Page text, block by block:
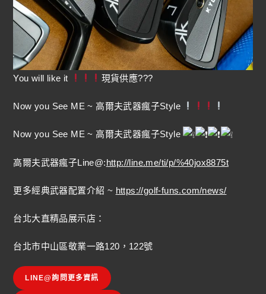
You will like it 現貨供應???
Now you See ME ~ 高爾夫武器瘋子Style
Now you See ME ~ 高爾夫武器瘋子Style
高爾夫武器瘋子Line@:http://line.me/ti/p/%40jox8875t
更多經典武器配置介紹 ~ https://golf-funs.com/news/
台北大直精品展示店：
台北市中山區敬業一路120，122號
LINE@詢問更多資訊